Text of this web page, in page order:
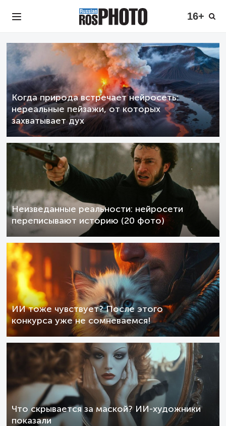
16+
Когда природа встречает нейросеть:
нереальные пейзажи, от которых
захватывает дух
Неизведанные реальности: нейросети
переписывают историю (20 фото)
ИИ тоже чувствует? После этого
конкурса уже не сомневаемся!
Что скрывается за маской? ИИ-художники
показали